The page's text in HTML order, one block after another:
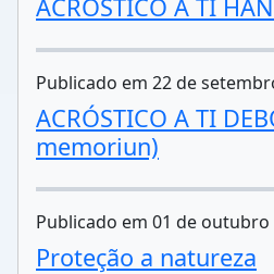
ACRÓSTICO A TI
Publicado em 22 de
ACRÓSTICO A TI
memoriun)
Publicado em 01 de outubro
Proteção a natureza